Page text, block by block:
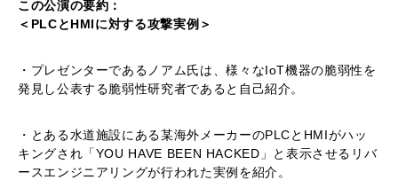
この公演の要約：
＜PLCとHMIに対する攻撃実例＞
・プレゼンターであるノアム氏は、様々なIoT機器の脆弱性を
発見し公表する脆弱性研究者であると自己紹介。
・とある水道施設にある某海外メーカーのPLCとHMIがハッ
キングされ「YOU HAVE BEEN HACKED」と表示させるリバ
ースエンジニアリングが行われた実例を紹介。